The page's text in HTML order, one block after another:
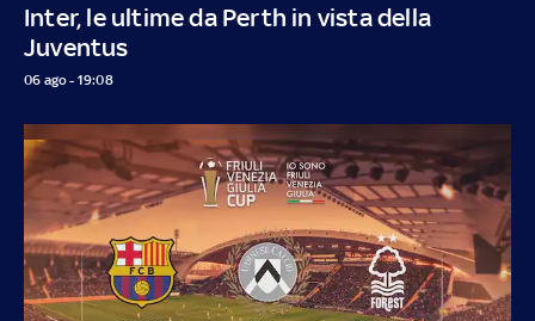
Inter, le ultime da Perth in vista della
Juventus
06 ago - 19:08